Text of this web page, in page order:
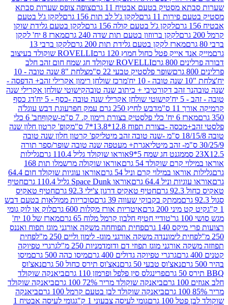
מסטיק בטעם אבטיח 11 גרם
צופה צופס שערות סבתא
11 גרם
לקקן ג'ל לב תות 156 גרם
לקקן ג'ל בטעם
לקקן ג'ל בטעם קולה 156 גרם
לקקן בטעם גלידת שוקו
לקקן ברווזון בטעם תות שדה 240 גרם
מארז 8 יח' לקקן
מארז לקקן בטעם גלידת תות 200 גרם
לקקן ברבי 13
אייק פטל כחול חמוץ 120 גרם
ROVELLI שוקולד בעיצוב
גרם
ROVELLI שוקולד חג שמח חום זהב חלב
שופר פלסטיק טבעי 22 ס"מ
צלחת "8 שנה טובה - 10
מרכז שולחן רימון אקרילי זהב+ הדפסה -
זהב דקורטיבי + כיתוב שנה טובהקישוטי שולחן אקרילי שנה
קישוטי שולחן אקרילי שנה טובה -כסף - 5 יח'
דג כסף
ס"מ
דבש לחיץ 250 גרם עמק חפר
עוגת דבש עוגל'ה
בצורת רימון ק. 7 ס"מ-שקוף
חב' 6 כלי
-בצורת תפוח 12.8*13.8*7 ס"מ
קופ' קרטון חלון שנה
קפ' קרטון חלון שנה טובה
אגרת+ מעטפה שנה טובה שופר/ספר תורה
מגנט חג שמח 5*9
אוראו שוקולד גליל 110.4 גרם
גלילות
קרם שוקולד 54 גרם
אוראו שוקולה מרשמלו תות 168
במילוי קרם וניל 54 גרם
אוראו עוגיות שוקולד חום 64.4
וניל 64.4 גרם
אוראו Space Dunk גליל 110.4 גרם
חטיף
חטיף טאקיס דרגון צ'ילי 92.3 גרם
חטיף טאקיס
ממתק בקבוקי שעווה 39 גרם
סוכריות ממולאות בטעם דבש
200 גרם
איטריות אורז מקלות 600 גרם
לוק או לוק גומי
טודיי חטיף חלבון קרמל מלוח 65 גרם
מארז של 10 יח'
140 גרם
פחית תפוחחה משקה אורגני מוגז תפוח ואננס
לימוננדה משקה אורגני מוגז- לימון וליים 250 מ"ל
פחית
מוגז תפוזי דם ודומדמניות 250 מ"ל
גרגרי טפיוקה
גרגרי טפיוקה גדולים 400 גרם
מיסו כהה 500 גרם
מיסו
נאצ'וס טבעי 50 גרם
נאצ'וס תירס כחול 50 גרם
נאצ'וס
פרינגלס סין פלפל ופרמזן 110 גרם
ביאנקה שוקולד
ביאנקה שוקולד מריר 72% 100 גרם
ביאנקה שוקולד
ביאנקה שוקולד לבן בטעם קרמל 100 גרם
ביאנקה
גרם
גומי לעיסה צבעוני 1 ק"ג גומי לעיסה אבטיח 1